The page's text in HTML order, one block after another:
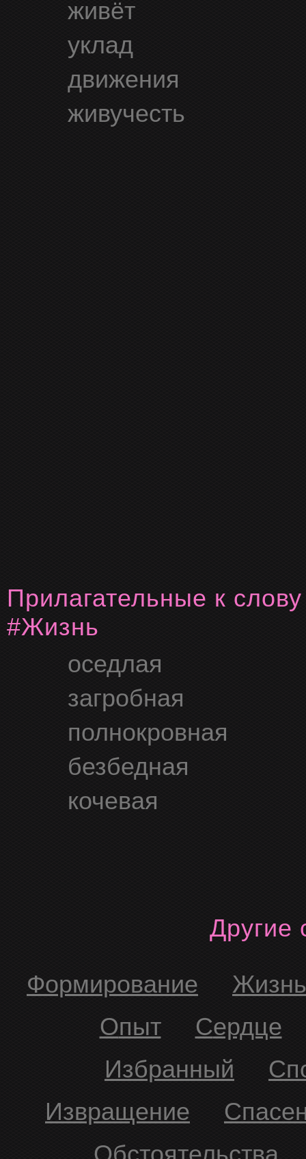
живёт
уклад
движения
живучесть
Прилагательные к слову
#жизнь
оседлая
загробная
полнокровная
безбедная
кочевая
формирование
жизнь
Опыт
Сердце
Избранный
Извращение